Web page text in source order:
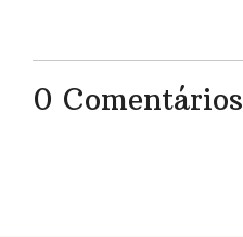
0 Comentários